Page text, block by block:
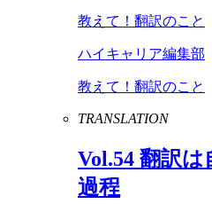
教えて！翻訳のこと
ハイキャリア編集部
教えて！翻訳のこと
TRANSLATION
Vol.54 翻訳は
過程